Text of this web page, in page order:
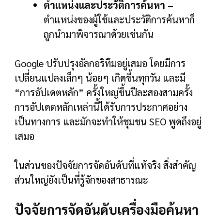
ตำแหน่งและประวัติการค้นหา –
ตำแหน่งของผู้ใช้และประวัติการค้นหาก็
ถูกนำมาพิจารณาด้วยเช่นกัน
Google ปรับปรุงอัลกอริทึมอยู่เสมอ โดยมีการ
เปลี่ยนแปลงเล็กๆ น้อยๆ เกิดขึ้นทุกวัน และมี
“การอัปเดตหลัก” ครั้งใหญ่ขึ้นปีละสองสามครั้ง
การอัปเดตหลักเหล่านี้ได้รับการประกาศอย่าง
เป็นทางการ และมักจะทำให้ชุมชน SEO พูดถึงอยู่
เสมอ
ในส่วนของปัจจัยการจัดอันดับที่แท้จริง สิ่งสำคัญ
ส่วนใหญ่ยังเป็นที่รู้จักของสาธารณะ
ปัจจัยการจัดอันดับเครื่องมือค้นหา